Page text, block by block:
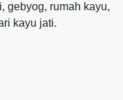
gebyog, rumah kayu,
kayu jati.